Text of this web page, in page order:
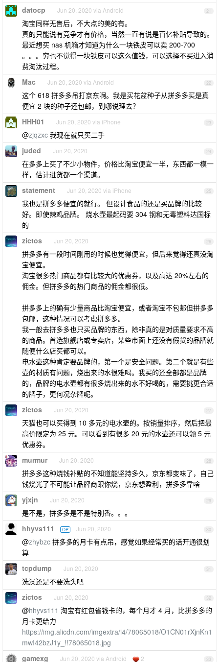
21
datocp Jun 20, 2020 via Android
淘宝同样无售后，不大点的美的有。
真的只能说有竞争才有价格，当然一直有说是百亿补贴导致的。
最近想买 nas 机箱才知道为什么一块铁皮可以卖 200-700
。。。穷也不觉得一块铁皮可以这么值钱，可以选择不买进入消
费淘汰过程。
22
Mac Jun 20, 2020 via Android
这个 618 拼多多吊打京东啊。我是买花盆种子从拼多多买是真
便宜 2 块的种子还包邮，到哪说理去？
23
HHH01 Jun 20, 2020 via iPhone
@zjqzxc 我现在就只买二手
24
juded Jun 20, 2020
在多多上买了不少小物件，价格比淘宝便宜一半，东西都一模一
样，估计进货都一个渠道。
25
statement Jun 20, 2020 via iPhone
我也是拼多多便宜的就行。 但设计食品的还是买品牌的比较
好。即使辣鸡品牌。 烧水壶最起码要 304 钢和无毒塑料达国标
的
26
zictos Jun 20, 2020
拼多多有一段时间刚用的时候也觉得便宜，但后来觉得还真没淘
宝便宜。
淘宝很多热门商品都有比较大的优惠券，以及高达 20%左右的
佣金。但拼多多的热门商品的佣金都很低。
拼多多上的确有少量商品比淘宝便宜，或者淘宝不包邮但拼多多
包邮，这种情况可以考虑拼多多。
我一般去拼多多也只买品牌的东西，除非真的是对质量要求不高
的商品。首选旗舰店或专卖店，某些市面上还没有假货的品牌就
随便什么店买都可以。
电水壶这种肯定要品牌的，第一个是安全问题。第二个就是有些
壶的材质有问题，烧出来的水很难喝。我买的还全部都是品牌
的，品牌的电水壶都有很多烧出来的水不好喝的，需要挑更合适
的牌子，更何况杂牌呢。
27
zictos Jun 20, 2020
天猫也可以买得到 10 多元的电水壶的。按销量排序，然后把最
高价限定为 25 元。可以看到有很多 20 元的水壶还可以领 5 元
优惠券。
28
murmur Jun 20, 2020
拼多多这种烧钱补贴的不知道能坚持多久，京东都变味了，自己
钱烧光了不可能让品牌商跟你烧，京东想盈利，拼多多靠啥
29
yjxjn Jun 20, 2020
是不是，拼多多是不是特别香。。。
30
hhyvs111 OP Jun 20, 2020
@zhybzc 拼多多的月卡有点吊，感觉如果经常买的话开通很划
算
31
tcpdump Jun 20, 2020
洗澡还是不要洗头吧
32
zictos Jun 20, 2020
@hhyvs111 淘宝有红包省钱卡的，每个月才 4 月，比拼多多的
月卡更给力
https://img.alicdn.com/imgextra/i4/78065018/O1CN01rXjnKn1
mwI42bzJ1y_!!78065018.jpg
33
gamexg Jun 20, 2020 via Android 2